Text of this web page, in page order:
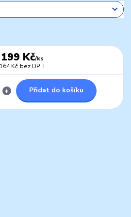
199 Kč/ks
164 Kč bez DPH
Přidat do košíku